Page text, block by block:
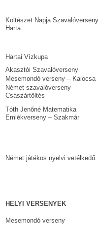
Költészet Napja Szavalóverseny
Harta
Hartai Vízkupa
Akasztói Szavalóverseny
Mesemondó verseny – Kalocsa
Német szavalóverseny –
Császártöltés
Tóth Jenőné Matematika
Emlékverseny – Szakmár
Német játékos nyelvi vetélkedő.
HELYI VERSENYEK
Mesemondó verseny